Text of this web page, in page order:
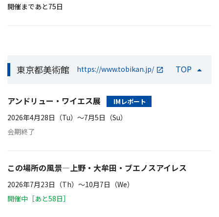
開催まであと75日
東京都美術館 https://www.tobikan.jp/ TOP
アンドリュー・ワイエス展 IMレポート
2026年4月28日（Tu）〜7月5日（Su）
会期終了
この場所の風景―上野・大牟田・ブエノスアイレス
2026年7月23日（Th）〜10月7日（We）
開催中［あと58日］